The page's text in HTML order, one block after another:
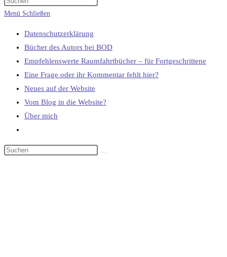
umschalten
Menü Schließen
Datenschutzerklärung
Bücher des Autors bei BOD
Empfehlenswerte Raumfahrtbücher – für Fortgeschrittene
Eine Frage oder ihr Kommentar fehlt hier?
Neues auf der Website
Vom Blog in die Website?
Über mich
umschalten